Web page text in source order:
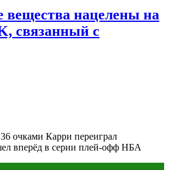
вещества нацелены на
связанный с
очками Карри переиграл
вперёд в серии плей-офф НБА